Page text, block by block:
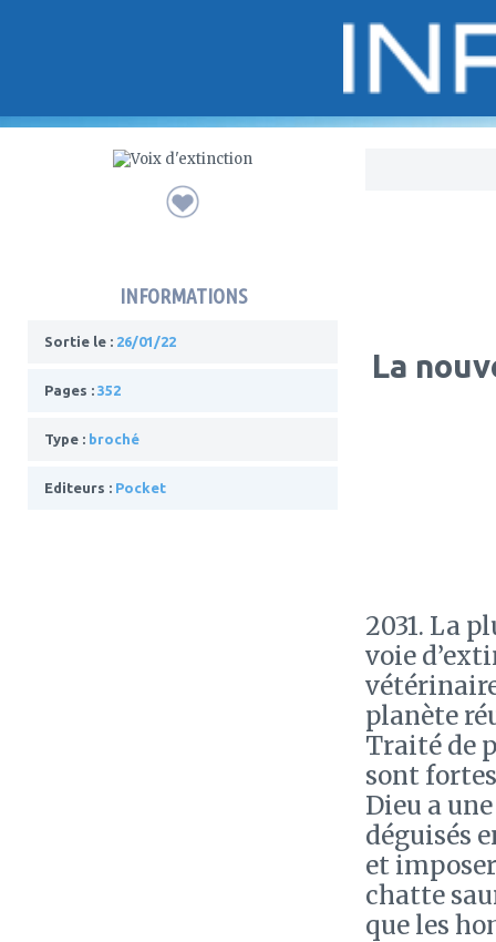
INFORMATIONS
Sortie le : 26/01/22
Pages : 352
Type : broché
Editeurs : Pocket
La
2031. La
voie
planète
Traité de
sont
Dieu a
déguisés
et
chatte
que les